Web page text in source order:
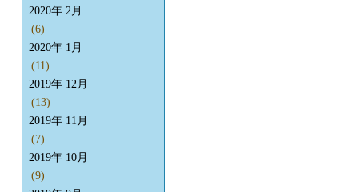
2020年 2月
(6)
2020年 1月
(11)
2019年 12月
(13)
2019年 11月
(7)
2019年 10月
(9)